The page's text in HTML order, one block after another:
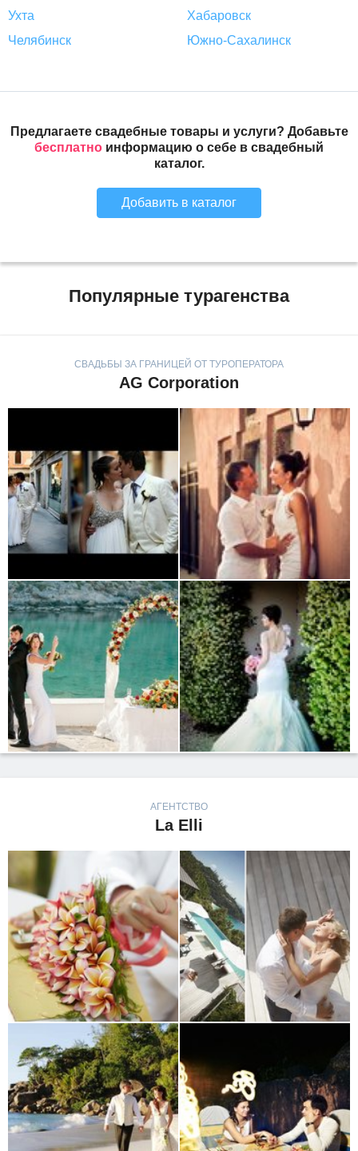
Ухта
Хабаровск
Челябинск
Южно-Сахалинск
Предлагаете свадебные товары и услуги? Добавьте
бесплатно информацию о себе в свадебный
каталог.
Добавить в каталог
Популярные турагенства
СВАДЬБЫ ЗА ГРАНИЦЕЙ ОТ ТУРОПЕРАТОРА
AG Corporation
АГЕНТСТВО
La Elli